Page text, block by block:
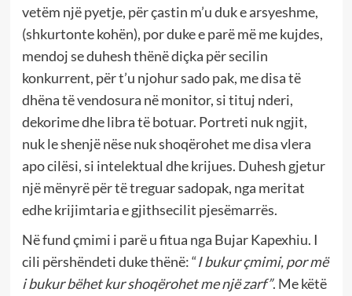
vetëm një pyetje, për çastin m’u duk e arsyeshme,
(shkurtonte kohën), por duke e parë më me kujdes,
mendoj se duhesh thënë diçka për secilin
konkurrent, për t’u njohur sado pak, me disa të
dhëna të vendosura në monitor, si tituj nderi,
dekorime dhe libra të botuar. Portreti nuk ngjit,
nuk le shenjë nëse nuk shoqërohet me disa vlera
apo cilësi, si intelektual dhe krijues. Duhesh gjetur
një mënyrë për të treguar sadopak, nga meritat
edhe krijimtaria e gjithsecilit pjesëmarrës.
Në fund çmimi i parë u fitua nga Bujar Kapexhiu. I
cili përshëndeti duke thënë: “I bukur çmimi, por më
i bukur bëhet kur shoqërohet me një zarf”. Me këtë